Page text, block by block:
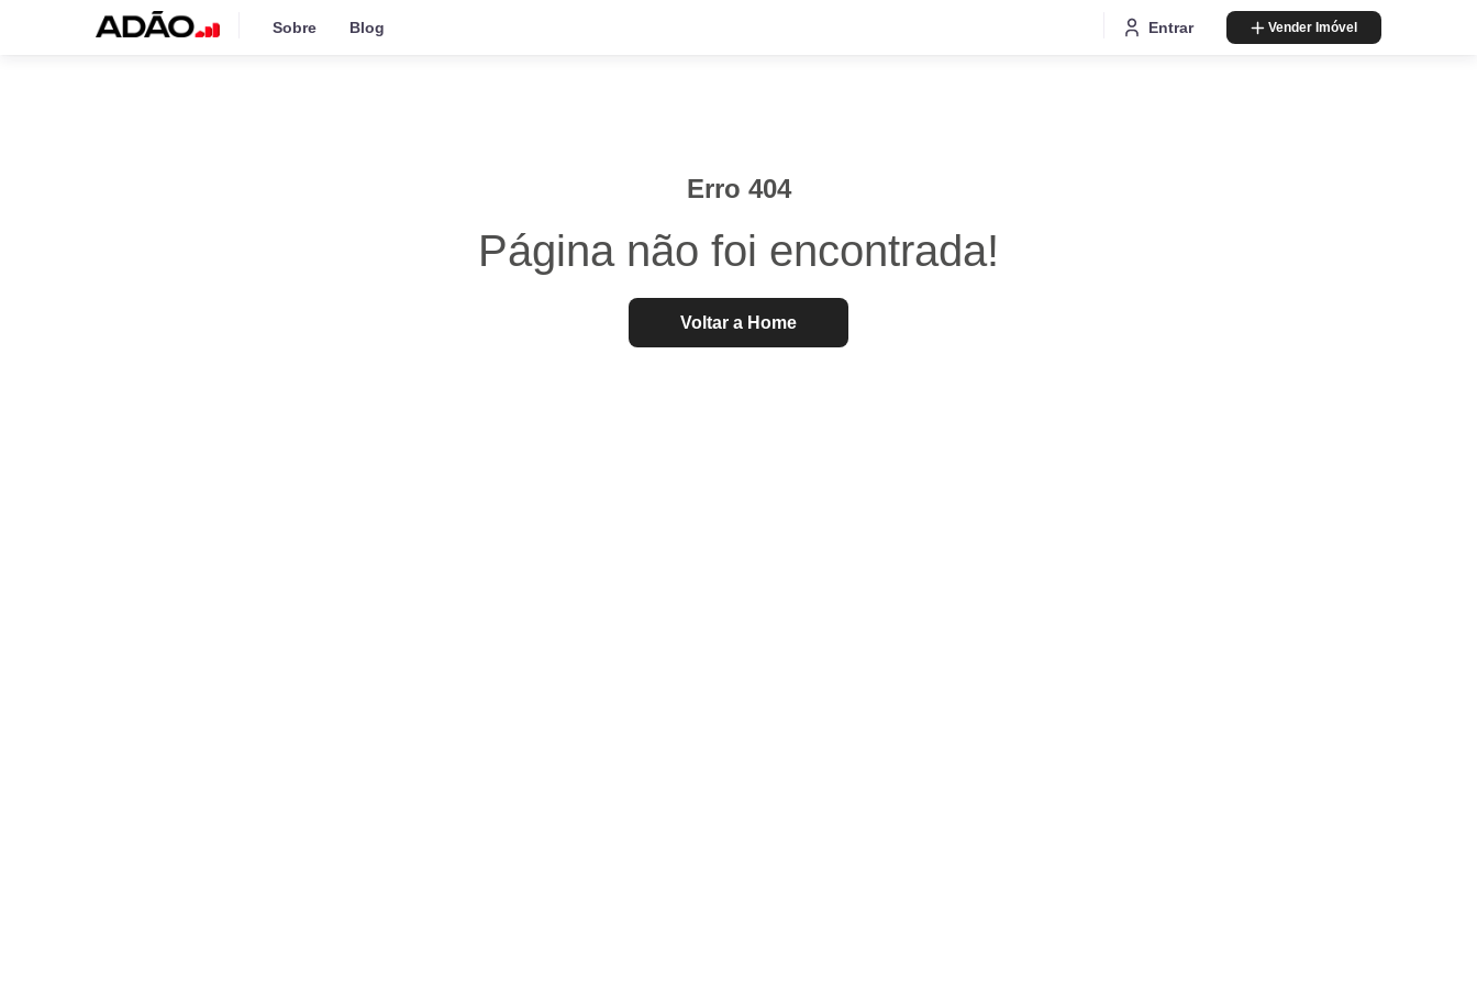
Sobre Blog Entrar Vender Imóvel
Erro 404
Página não foi encontrada!
Voltar a Home